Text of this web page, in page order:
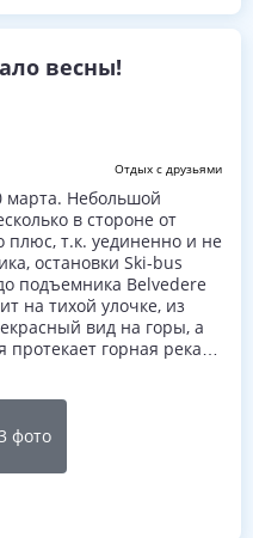
весны!
Отдых с друзьями
марта. Небольшой
в стороне от
плюс, т.к. уединенно и не
остановки Ski-bus
подъемника Belvedere
на тихой улочке, из
вид на горы, а
протекает горная река.
по которым можно
Кампителла.
кофе, выпечка, сыры
На ужин
блюд. Порции
фото